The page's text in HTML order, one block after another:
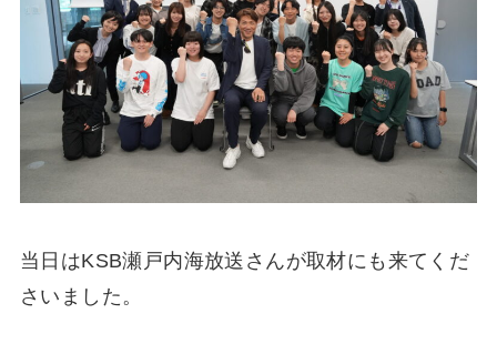
当日はKSB瀬戸内海放送さんが取材にも来てくだ
さいました。